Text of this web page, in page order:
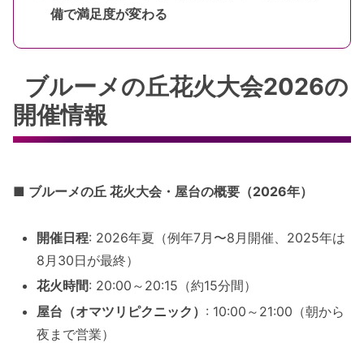
備で満足度が変わる
ブルーメの丘花火大会2026の
開催情報
■ ブルーメの丘 花火大会・屋台の概要（2026年）
開催日程: 2026年夏（例年7月〜8月開催、2025年は
8月30日が最終）
花火時間: 20:00～20:15（約15分間）
屋台（オマツリピクニック） : 10:00～21:00（朝から
夜まで営業）